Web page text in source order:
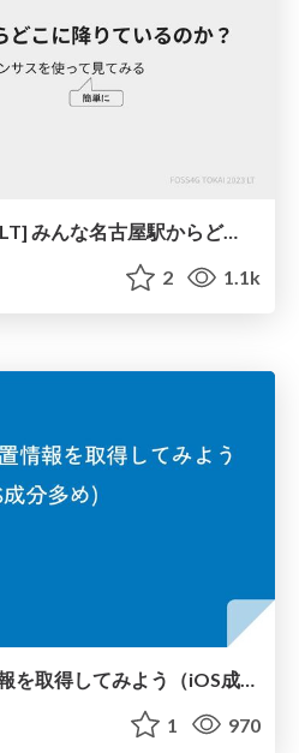
[FOSS4G TOKAI 2023 LT] みんな名古屋駅からどこに降りているのか？大都市交通センサスを使って見てみる
2 1.1k
1 970